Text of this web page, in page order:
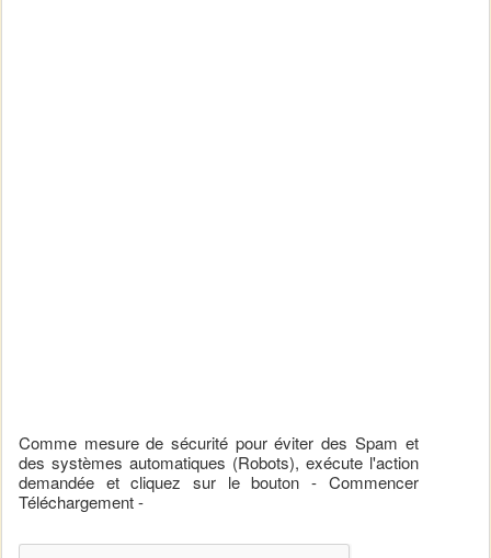
Comme mesure de sécurité pour éviter des Spam et
des systèmes automatiques (Robots), exécute l'action
demandée et cliquez sur le bouton - Commencer
Téléchargement -